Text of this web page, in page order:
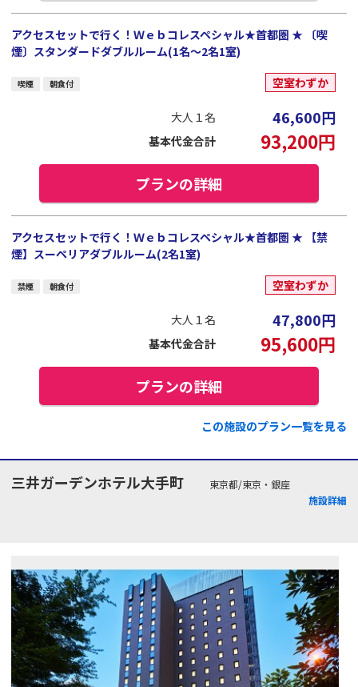
アクセスセットで行く！Ｗｅｂコレスペシャル★首都圏 ★ 〔喫
煙〕スタンダードダブルルーム(1名～2名1室)
喫煙 朝食付 空室わずか
大人１名 46,600円
基本代金合計 93,200円
プランの詳細
アクセスセットで行く！Ｗｅｂコレスペシャル★首都圏 ★ 【禁
煙】スーペリアダブルルーム(2名1室)
禁煙 朝食付 空室わずか
大人１名 47,800円
基本代金合計 95,600円
プランの詳細
この施設のプラン一覧を見る
三井ガーデンホテル大手町
東京都/東京・銀座
施設詳細